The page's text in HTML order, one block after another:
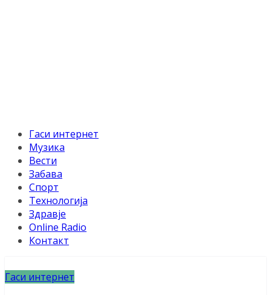
Гаси интернет
Музика
Вести
Забава
Спорт
Технологија
Здравје
Online Radio
Контакт
Гаси интернет